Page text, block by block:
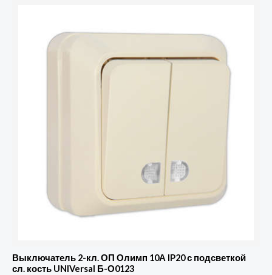
Выключатель 2-кл. ОП Олимп 10А IP20 с подсветкой
сл. кость UNIVersal Б-О0123